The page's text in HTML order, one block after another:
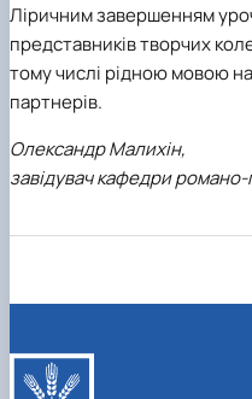
Ліричним завершенням
представників творчих
тому числі рідною мовою
партнерів.
Олександр Малихін,
завідувач кафедри